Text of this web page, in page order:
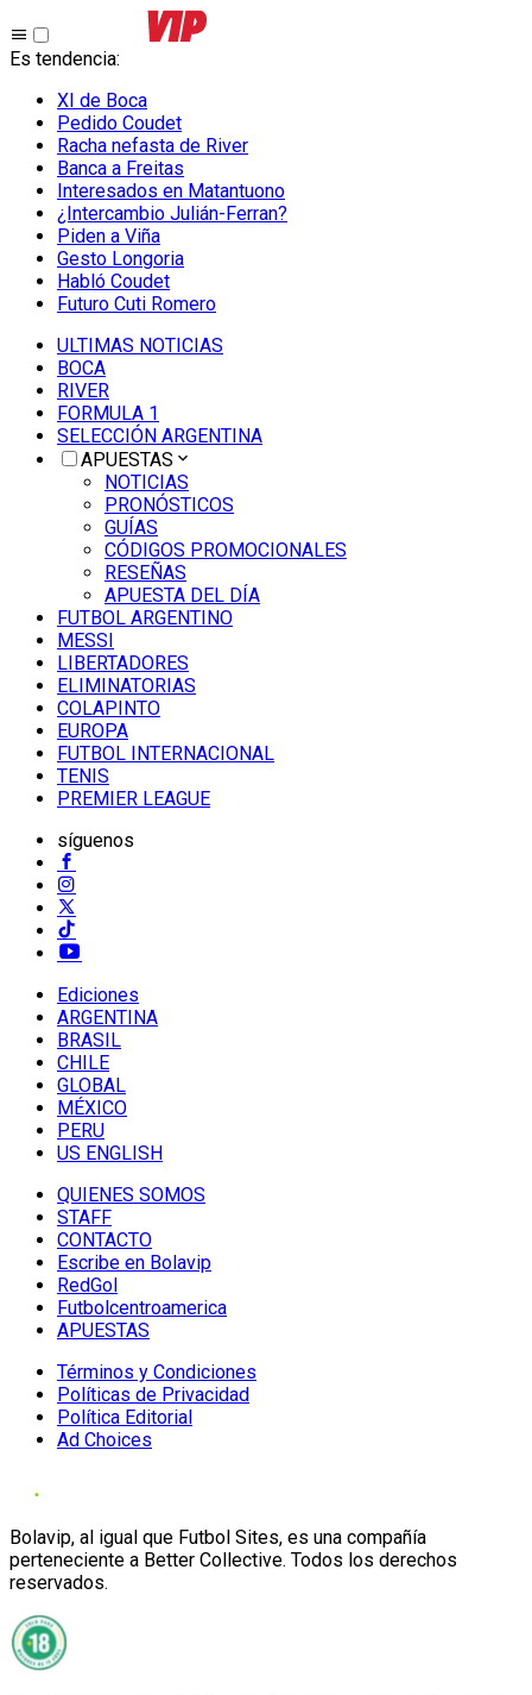
Es tendencia:
XI de Boca
Pedido Coudet
Racha nefasta de River
Banca a Freitas
Interesados en Matantuono
¿Intercambio Julián-Ferran?
Piden a Viña
Gesto Longoria
Habló Coudet
Futuro Cuti Romero
ULTIMAS NOTICIAS
BOCA
RIVER
FORMULA 1
SELECCIÓN ARGENTINA
APUESTAS
NOTICIAS
PRONÓSTICOS
GUÍAS
CÓDIGOS PROMOCIONALES
RESEÑAS
APUESTA DEL DÍA
FUTBOL ARGENTINO
MESSI
LIBERTADORES
ELIMINATORIAS
COLAPINTO
EUROPA
FUTBOL INTERNACIONAL
TENIS
PREMIER LEAGUE
síguenos
Ediciones
ARGENTINA
BRASIL
CHILE
GLOBAL
MÉXICO
PERU
US ENGLISH
QUIENES SOMOS
STAFF
CONTACTO
Escribe en Bolavip
RedGol
Futbolcentroamerica
APUESTAS
Términos y Condiciones
Políticas de Privacidad
Política Editorial
Ad Choices
Bolavip, al igual que Futbol Sites, es una compañía
perteneciente a Better Collective. Todos los derechos
reservados.